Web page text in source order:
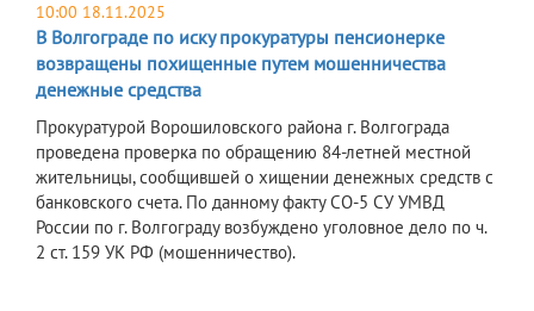
10:00 18.11.2025
В Волгограде по иску прокуратуры пенсионерке
возвращены похищенные путем мошенничества
денежные средства
Прокуратурой Ворошиловского района г. Волгограда
проведена проверка по обращению 84-летней местной
жительницы, сообщившей о хищении денежных средств с
банковского счета. По данному факту СО-5 СУ УМВД
России по г. Волгограду возбуждено уголовное дело по ч.
2 ст. 159 УК РФ (мошенничество).